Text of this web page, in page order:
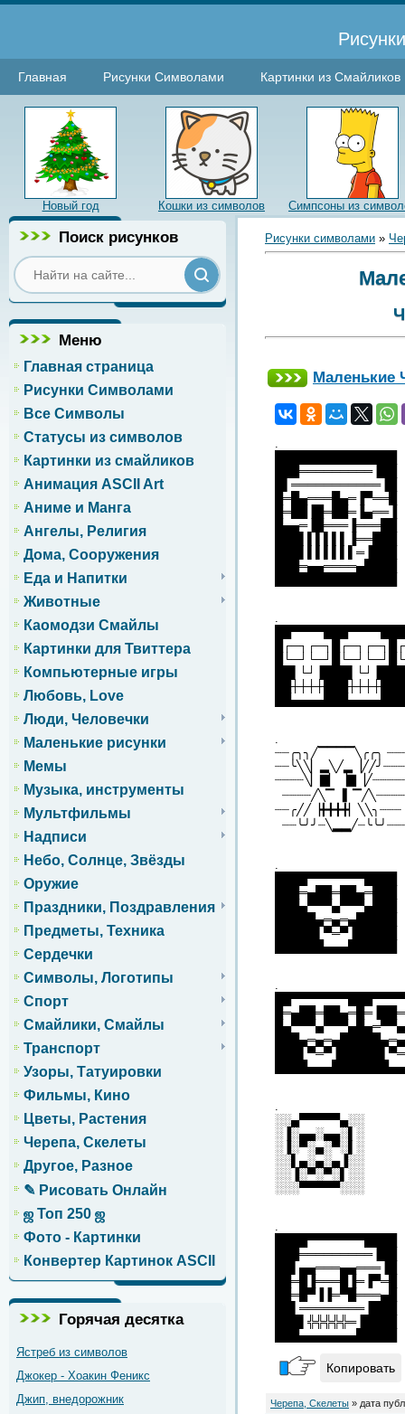
Главная Рисунки Символами Картинки из Смайликов
Новый год Кошки из символов Симпсоны из
Поиск рисунков
Меню
Главная страница
Рисунки Символами
Все Символы
Статусы из символов
Картинки из смайликов
Анимация ASCII Art
Аниме и Манга
Ангелы, Религия
Дома, Сооружения
Еда и Напитки
Животные
Каомодзи Смайлы
Картинки для Твиттера
Компьютерные игры
Любовь, Love
Люди, Человечки
Маленькие рисунки
Мемы
Музыка, инструменты
Мультфильмы
Надписи
Небо, Солнце, Звёзды
Оружие
Праздники, Поздравления
Предметы, Техника
Сердечки
Символы, Логотипы
Спорт
Смайлики, Смайлы
Транспорт
Узоры, Татуировки
Фильмы, Кино
Цветы, Растения
Черепа, Скелеты
Другое, Разное
✎ Рисовать Онлайн
ஜ Топ 250 ஜ
Фото - Картинки
Конвертер Картинок ASCII
Горячая десятка
Ястреб из символов
Джокер - Хоакин Феникс
Джип, внедорожник
Рисунки символами »
Маленькие
.
███═════════▐██
█▌═══════════▐█
█═█▄═══█▄═▐▀══█
█═██▐█═██═▐▄══▐
█▄▄═▐█═══▐═══██
███▌▌▌▌▌▌▐══███
███▌▌▌▌▌▌▌═▐███
███═▄▄════▄████
.
┈┈╭╮╮╱▔▔▔▔╲╭╭╮
┈┈╭╱╱▕╋╋╋╋▏╲╲╮┈┈┈
.
████▀▀▀▀▀▀▀████
███═▄██═██▄═███
███▄▀▀▀▄▀▀▀▄███
█████▄═▄═▄█████
█████▌▀═▀▐█████
██████▄▄▄██████
.
░░▄▀▀▀▀▀▄░░
░▐░▄▄░▄▄░▌░
░▐░▀░▄░▀░▌░
░░▌▄░▄░▄▐░░
░░▐░▀░▀░▌░░
░░░▀▀▀▀▀░░░
.
████▀▀▀▀▀▀▀████
███═════════▐██
██▌▄▄═══▄▄═══▐█
██═█▐═══█▐═▐▀═█
██═█▀▐▐═▀█═══▄█
██▌════════▐███
███▌╬╬╬╬╬═▐████
███▄▄▄▄▄▄▄█████
Копировать
Черепа, Скелеты » дата